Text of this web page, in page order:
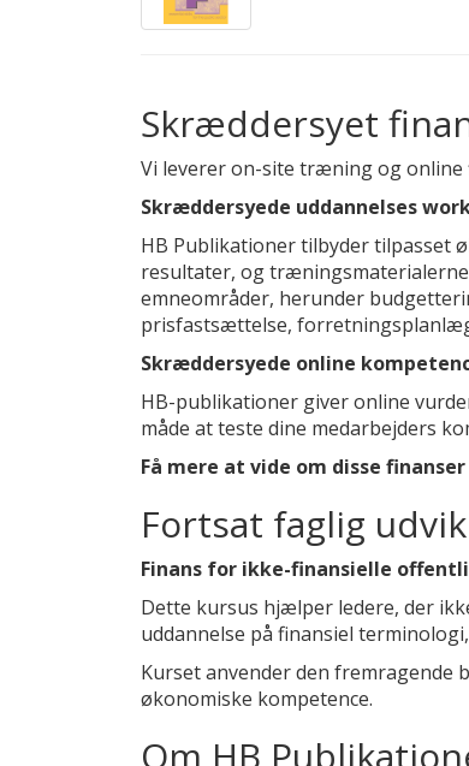
Skræddersyet
Vi leverer on-site træning og online
Skræddersyede uddannelses
HB Publikationer tilbyder tilpasset
resultater, og
emneområder, herunder
prisfastsættelse,
Skræddersyede online
HB-publikationer giver online
måde at teste dine medarbejders
Få mere at vide om disse
Fortsat faglig
Finans for ikke-finansielle
Dette kursus hjælper ledere, der
uddannelse på finansiel
Kurset anvender den
økonomiske kompetence.
Om HB